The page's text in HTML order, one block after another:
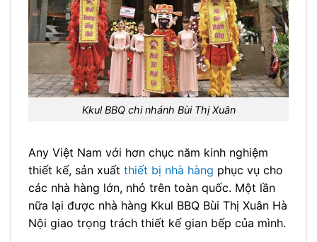
Kkul BBQ chi nhánh Bùi Thị Xuân
Any Việt Nam với hơn chục năm kinh nghiệm
thiết kế, sản xuất thiết bị nhà hàng phục vụ cho
các nhà hàng lớn, nhỏ trên toàn quốc. Một lần
nữa lại được nhà hàng Kkul BBQ Bùi Thị Xuân Hà
Nội giao trọng trách thiết kế gian bếp của mình.